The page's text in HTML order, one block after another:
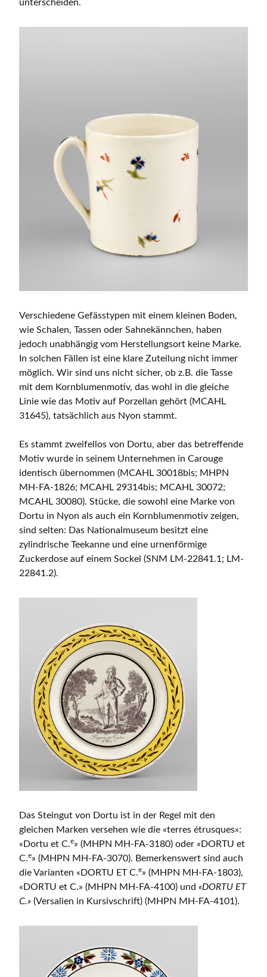
unterscheiden.
Verschiedene Gefässtypen mit einem kleinen Boden,
wie Schalen, Tassen oder Sahnekännchen, haben
jedoch unabhängig vom Herstellungsort keine Marke.
In solchen Fällen ist eine klare Zuteilung nicht immer
möglich. Wir sind uns nicht sicher, ob z.B. die Tasse
mit dem Kornblumenmotiv, das wohl in die gleiche
Linie wie das Motiv auf Porzellan gehört (MCAHL
31645), tatsächlich aus Nyon stammt.
Es stammt zweifellos von Dortu, aber das betreffende
Motiv wurde in seinem Unternehmen in Carouge
identisch übernommen (MCAHL 30018bis; MHPN
MH-FA-1826; MCAHL 29314bis; MCAHL 30072;
MCAHL 30080). Stücke, die sowohl eine Marke von
Dortu in Nyon als auch ein Kornblumenmotiv zeigen,
sind selten: Das Nationalmuseum besitzt eine
zylindrische Teekanne und eine urnenförmige
Zuckerdose auf einem Sockel (SNM LM-22841.1; LM-
22841.2).
Das Steingut von Dortu ist in der Regel mit den
gleichen Marken versehen wie die «terres étrusques»:
«Dortu et C.e» (MHPN MH-FA-3180) oder «DORTU et
C.e» (MHPN MH-FA-3070). Bemerkenswert sind auch
die Varianten «DORTU ET C.e» (MHPN MH-FA-1803),
«DORTU et C.» (MHPN MH-FA-4100) und «DORTU ET
C.» (Versalien in Kursivschrift) (MHPN MH-FA-4101).